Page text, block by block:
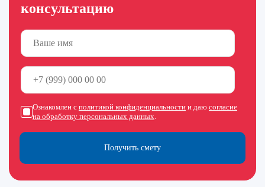
консультацию
Получить смету
Ознакомлен с политикой конфиденциальности и даю согласие
на обработку персональных данных.